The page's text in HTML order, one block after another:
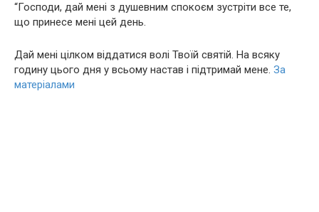
“Господи, дай мені з душевним спокоєм зустріти все те,
що принесе мені цей день.
Дай мені цілком віддатися волі Твоїй святій. На всяку
годину цього дня у всьому настав і підтримай мене. За
матеріалами